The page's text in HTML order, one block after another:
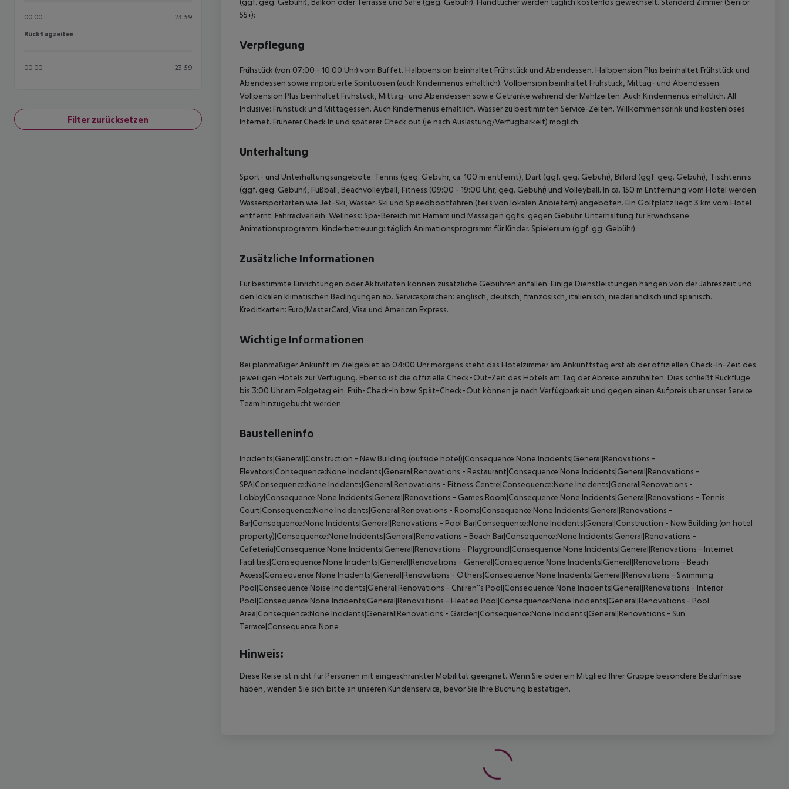
00:00 23:59
Rückflugzeiten
Rückflugzeiten
00:00 23:59
Filter zurücksetzen
55+):
Verpflegung
Frühstück (von 07:00 - 10:00 Uhr) vom Buffet. Halbpension beinhaltet Frühstück und Abendessen. Halbpension Plus beinhaltet Frühstück und
Abendessen sowie importierte Spirituosen (auch Kindermenüs erhältlich). Vollpension beinhaltet Frühstück, Mittag- und Abendessen.
Vollpension Plus beinhaltet Frühstück, Mittag- und Abendessen sowie Getränke während der Mahlzeiten. Auch Kindermenüs erhältlich. All
Inclusive: Frühstück und Mittagessen. Auch Kindermenüs erhältlich. Wasser zu bestimmten Service-Zeiten. Willkommensdrink und kostenloses
Internet. Früherer Check In und späterer Check out (je nach Auslastung/Verfügbarkeit) möglich.
Unterhaltung
Sport- und Unterhaltungsangebote: Tennis (geg. Gebühr, ca. 100 m entfernt), Dart (ggf. geg. Gebühr), Billard (ggf. geg. Gebühr), Tischtennis
(ggf. geg. Gebühr), Fußball, Beachvolleyball, Fitness (09:00 - 19:00 Uhr, geg. Gebühr) und Volleyball. In ca. 150 m Entfernung vom Hotel werden
Wassersportarten wie Jet-Ski, Wasser-Ski und Speedbootfahren (teils von lokalen Anbietern) angeboten. Ein Golfplatz liegt 3 km vom Hotel
entfernt. Fahrradverleih. Wellness: Spa-Bereich mit Hamam und Massagen ggfls. gegen Gebühr. Unterhaltung für Erwachsene:
Animationsprogramm. Kinderbetreuung: täglich Animationsprogramm für Kinder. Spieleraum (ggf. gg. Gebühr).
Zusätzliche Informationen
Für bestimmte Einrichtungen oder Aktivitäten können zusätzliche Gebühren anfallen. Einige Dienstleistungen hängen von der Jahreszeit und
den lokalen klimatischen Bedingungen ab. Servicesprachen: englisch, deutsch, französisch, italienisch, niederländisch und spanisch.
Kreditkarten: Euro/MasterCard, Visa und American Express.
Wichtige Informationen
Bei planmäßiger Ankunft im Zielgebiet ab 04:00 Uhr morgens steht das Hotelzimmer am Ankunftstag erst ab der offiziellen Check-In-Zeit des
jeweiligen Hotels zur Verfügung. Ebenso ist die offizielle Check-Out-Zeit des Hotels am Tag der Abreise einzuhalten. Dies schließt Rückflüge
bis 3:00 Uhr am Folgetag ein. Früh-Check-In bzw. Spät-Check-Out können je nach Verfügbarkeit und gegen einen Aufpreis über unser Service
Team hinzugebucht werden.
Baustelleninfo
Incidents|General|Construction - New Building (outside hotel)|Consequence:None Incidents|General|Renovations -
Elevators|Consequence:None Incidents|General|Renovations - Restaurant|Consequence:None Incidents|General|Renovations -
SPA|Consequence:None Incidents|General|Renovations - Fitness Centre|Consequence:None Incidents|General|Renovations -
Lobby|Consequence:None Incidents|General|Renovations - Games Room|Consequence:None Incidents|General|Renovations - Tennis
Court|Consequence:None Incidents|General|Renovations - Rooms|Consequence:None Incidents|General|Renovations -
Bar|Consequence:None Incidents|General|Renovations - Pool Bar|Consequence:None Incidents|General|Construction - New Building (on hotel
property)|Consequence:None Incidents|General|Renovations - Beach Bar|Consequence:None Incidents|General|Renovations -
Cafeteria|Consequence:None Incidents|General|Renovations - Playground|Consequence:None Incidents|General|Renovations - Internet
Facilities|Consequence:None Incidents|General|Renovations - General|Consequence:None Incidents|General|Renovations - Beach
Access|Consequence:None Incidents|General|Renovations - Others|Consequence:None Incidents|General|Renovations - Swimming
Pool|Consequence:Noise Incidents|General|Renovations - Chilren''s Pool|Consequence:None Incidents|General|Renovations - Interior
Pool|Consequence:None Incidents|General|Renovations - Heated Pool|Consequence:None Incidents|General|Renovations - Pool
Area|Consequence:None Incidents|General|Renovations - Garden|Consequence:None Incidents|General|Renovations - Sun
Terrace|Consequence:None
Hinweis:
Diese Reise ist nicht für Personen mit eingeschränkter Mobilität geeignet. Wenn Sie oder ein Mitglied Ihrer Gruppe besondere Bedürfnisse
haben, wenden Sie sich bitte an unseren Kundenservice, bevor Sie Ihre Buchung bestätigen.